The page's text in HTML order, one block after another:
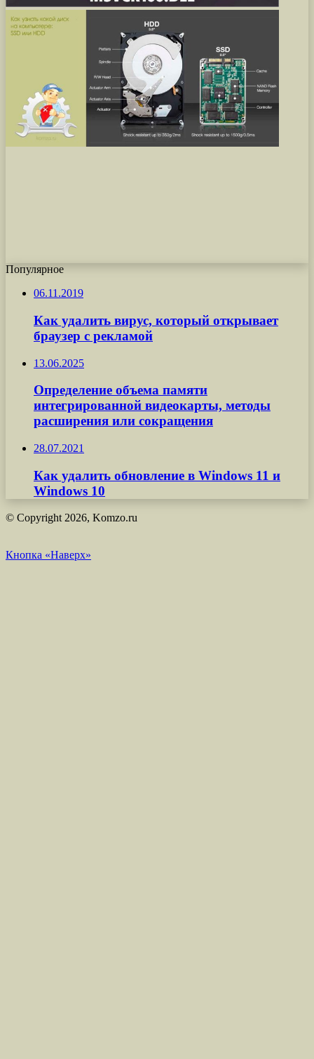
Популярное
06.11.2019
Как удалить вирус, который открывает
браузер с рекламой
13.06.2025
Определение объема памяти
интегрированной видеокарты, методы
расширения или сокращения
28.07.2021
Как удалить обновление в Windows 11 и
Windows 10
© Copyright 2026, Komzo.ru
Кнопка «Наверх»